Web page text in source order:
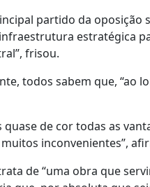
partido da
estratégica
frisou.
todos sabem que, “ao
quase de cor todas as
inconvenientes”,
de “uma obra que